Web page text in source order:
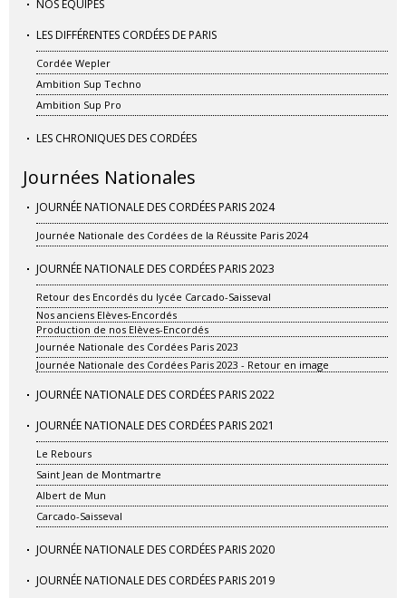
NOS ÉQUIPES
LES DIFFÉRENTES CORDÉES DE PARIS
Cordée Wepler
Ambition Sup Techno
Ambition Sup Pro
LES CHRONIQUES DES CORDÉES
Journées Nationales
JOURNÉE NATIONALE DES CORDÉES PARIS 2024
Journée Nationale des Cordées de la Réussite Paris 2024
JOURNÉE NATIONALE DES CORDÉES PARIS 2023
Retour des Encordés du lycée Carcado-Saisseval
Nos anciens Elèves-Encordés
Production de nos Elèves-Encordés
Journée Nationale des Cordées Paris 2023
Journée Nationale des Cordées Paris 2023 - Retour en image
JOURNÉE NATIONALE DES CORDÉES PARIS 2022
JOURNÉE NATIONALE DES CORDÉES PARIS 2021
Le Rebours
Saint Jean de Montmartre
Albert de Mun
Carcado-Saisseval
JOURNÉE NATIONALE DES CORDÉES PARIS 2020
JOURNÉE NATIONALE DES CORDÉES PARIS 2019